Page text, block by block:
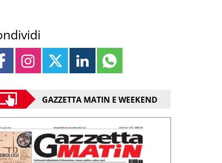
GAZZETTA MATIN E WEEKEND